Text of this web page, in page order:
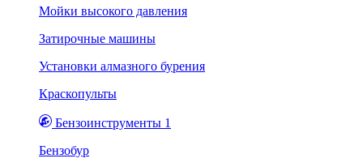
Мойки высокого давления
Затирочные машины
Установки алмазного бурения
Краскопульты
Бензоинструменты 1
Бензобур